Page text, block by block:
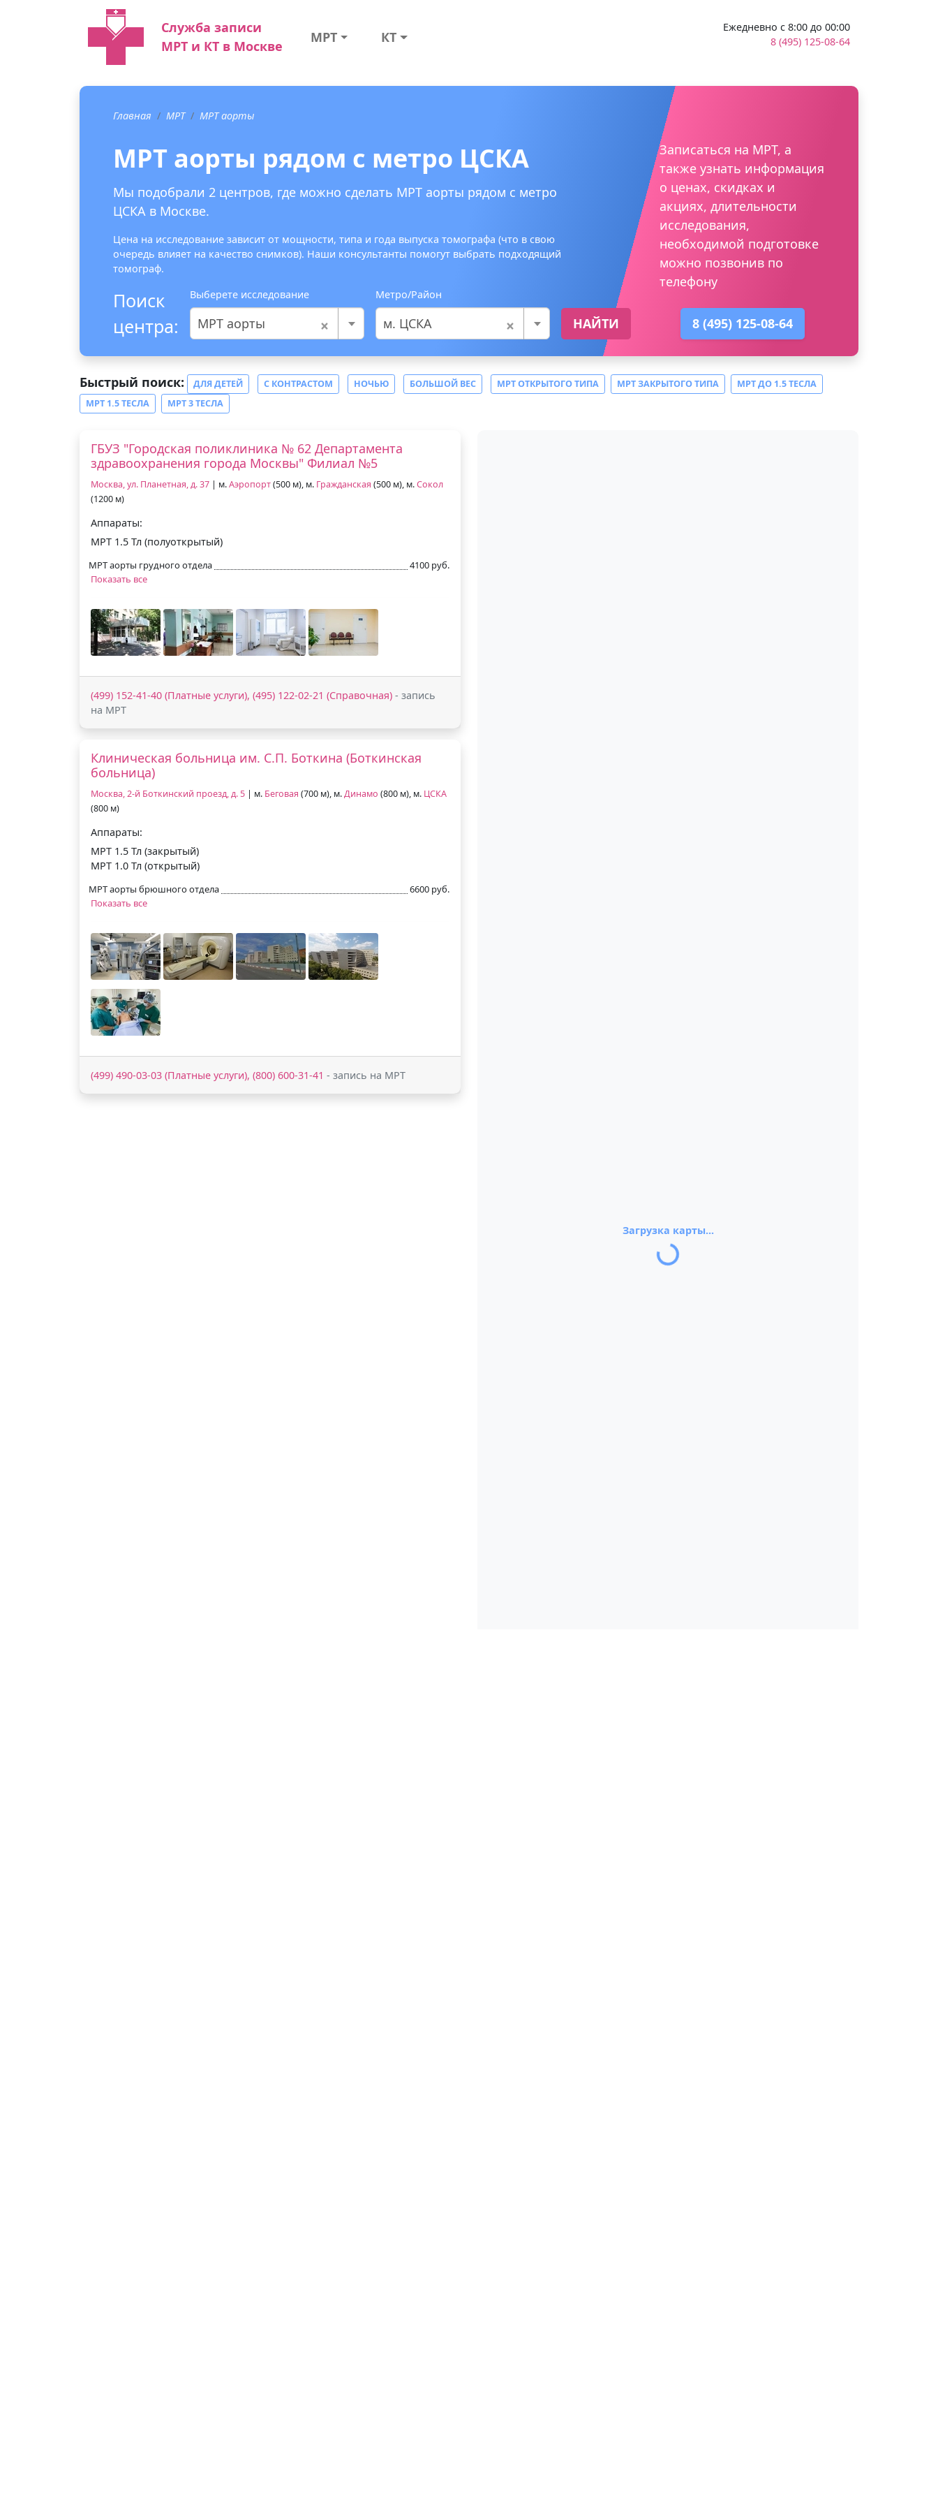
Служба записи
МРТ и КТ в Москве
МРТ КТ
Ежедневно с 8:00 до 00:00
8 (495) 125-08-64
Главная МРТ МРТ аорты
МРТ аорты рядом с метро ЦСКА
Мы подобрали 2 центров, где можно сделать МРТ аорты рядом с метро
ЦСКА в Москве.
Цена на исследование зависит от мощности, типа и года выпуска томографа (что в свою
очередь влияет на качество снимков). Наши консультанты помогут выбрать подходящий
томограф.
Поиск
центра:
Выберете исследование
×
МРТ аорты
Метро/Район
×
м. ЦСКА НАЙТИ
Записаться на МРТ, а
также узнать информация
о ценах, скидках и
акциях, длительности
исследования,
необходимой подготовке
можно позвонив по
телефону
8 (495) 125-08-64
Быстрый поиск: ДЛЯ ДЕТЕЙ С КОНТРАСТОМ НОЧЬЮ БОЛЬШОЙ ВЕС МРТ ОТКРЫТОГО ТИПА МРТ ЗАКРЫТОГО ТИПА
МРТ ДО 1.5 ТЕСЛА
МРТ 1.5 ТЕСЛА
МРТ 3 ТЕСЛА
ГБУЗ "Городская поликлиника № 62 Департамента
здравоохранения города Москвы" Филиал №5
Москва, ул. Планетная, д. 37 | м.Аэропорт(500 м), м. Гражданская (500 м), м.Сокол
(1200 м)
Аппараты:
МРТ 1.5 Тл (полуоткрытый)
МРТ аорты грудного отдела
4100 руб.
Показать все
(499) 152-41-40 (Платные услуги), (495) 122-02-21 (Справочная) - запись
на МРТ
Клиническая больница им. С.П. Боткина (Боткинская
больница)
Москва, 2-й Боткинский проезд, д. 5 | м. Беговая (700 м), м.Динамо (800 м), м. ЦСКА
(800 м)
Аппараты:
МРТ 1.5 Тл (закрытый)
МРТ 1.0 Тл (открытый)
МРТ аорты брюшного отдела
6600 руб.
Показать все
(499) 490-03-03 (Платные услуги), (800) 600-31-41 - запись на МРТ
Загрузка карты...